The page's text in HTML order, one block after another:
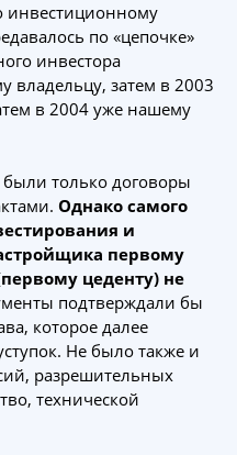
инвестиционному
по «цепочке»
инвестора
владельцу, затем в 2003
в 2004 уже нашему
были только договоры
Однако самого
и
первому
цеденту) не
подтверждали бы
которое далее
Не было также и
разрешительных
технической